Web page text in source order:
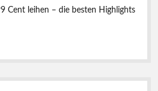
Cent leihen – die besten Highlights